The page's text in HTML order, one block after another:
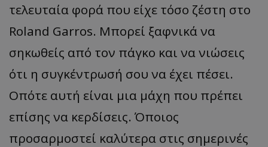
τελευταία φορά που είχε τόσο ζέστη στο
Roland Garros. Μπορεί ξαφνικά να
σηκωθείς από τον πάγκο και να νιώσεις
ότι η συγκέντρωσή σου να έχει πέσει.
Οπότε αυτή είναι μια μάχη που πρέπει
επίσης να κερδίσεις. Όποιος
προσαρμοστεί καλύτερα στις σημερινές